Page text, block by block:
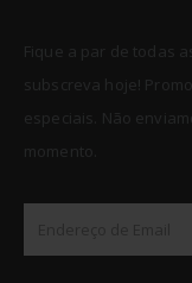
Fique a par de todas
subscreva hoje!
especiais. Não
momento.